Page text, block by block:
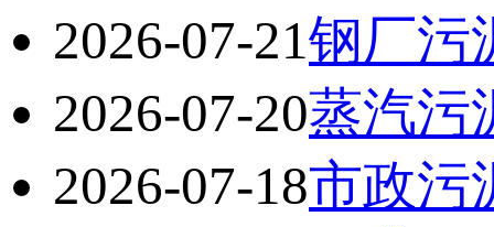
2026-07-21钢厂污
2026-07-20蒸汽污
2026-07-18市政污